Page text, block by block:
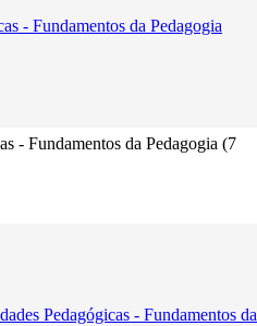
- Fundamentos da Pedagogia
- Fundamentos da Pedagogia (7
Pedagógicas - Fundamentos da